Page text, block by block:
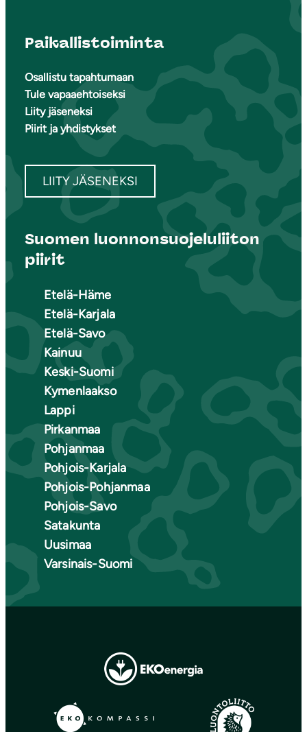
Paikallistoiminta
Osallistu tapahtumaan
Tule vapaaehtoiseksi
Liity jäseneksi
Piirit ja yhdistykset
LIITY JÄSENEKSI
Suomen luonnonsuojeluliiton
piirit
Etelä-Häme
Etelä-Karjala
Etelä-Savo
Kainuu
Keski-Suomi
Kymenlaakso
Lappi
Pirkanmaa
Pohjanmaa
Pohjois-Karjala
Pohjois-Pohjanmaa
Pohjois-Savo
Satakunta
Uusimaa
Varsinais-Suomi